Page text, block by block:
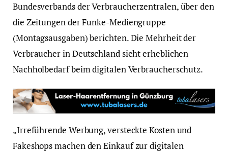
Bundesverbands der Verbraucherzentralen, über den
die Zeitungen der Funke-Mediengruppe
(Montagsausgaben) berichten. Die Mehrheit der
Verbraucher in Deutschland sieht erheblichen
Nachholbedarf beim digitalen Verbraucherschutz.
„Irreführende Werbung, versteckte Kosten und
Fakeshops machen den Einkauf zur digitalen